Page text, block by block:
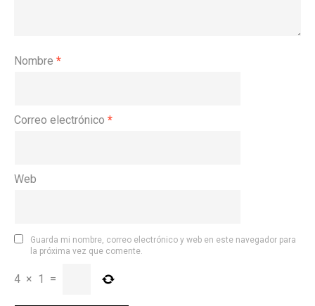
Nombre *
Correo electrónico *
Web
Guarda mi nombre, correo electrónico y web en este navegador para
la próxima vez que comente.
4 × 1 =